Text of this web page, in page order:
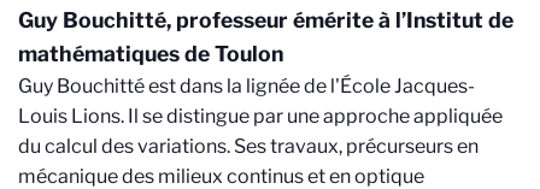
Guy Bouchitté, professeur émérite à l’Institut de
mathématiques de Toulon
Guy Bouchitté est dans la lignée de l'École Jacques-
Louis Lions. Il se distingue par une approche appliquée
du calcul des variations. Ses travaux, précurseurs en
mécanique des milieux continus et en optique